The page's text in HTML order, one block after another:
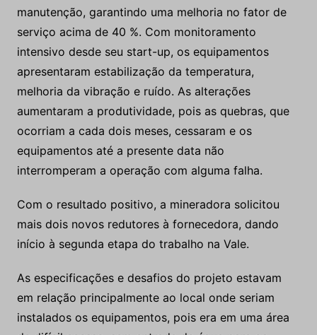
manutenção, garantindo uma melhoria no fator de
serviço acima de 40 %. Com monitoramento
intensivo desde seu start-up, os equipamentos
apresentaram estabilização da temperatura,
melhoria da vibração e ruído. As alterações
aumentaram a produtividade, pois as quebras, que
ocorriam a cada dois meses, cessaram e os
equipamentos até a presente data não
interromperam a operação com alguma falha.
Com o resultado positivo, a mineradora solicitou
mais dois novos redutores à fornecedora, dando
início à segunda etapa do trabalho na Vale.
As especificações e desafios do projeto estavam
em relação principalmente ao local onde seriam
instalados os equipamentos, pois era em uma área